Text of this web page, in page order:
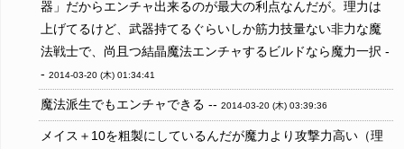
器」だからエンチャ出来るのが最大の利点なんだが。理力は
上げてるけど、武器持てるぐらいしか筋力技量ない非力な魔
法戦士で、尚且つ結晶魔法エンチャするビルドなら魔力一択 -
- 2014-03-20 (木) 01:34:41
魔法派生でもエンチャできる -- 2014-03-20 (木) 03:39:36
メイス＋10を粗製にしているんだが魔力より攻撃力高い（理